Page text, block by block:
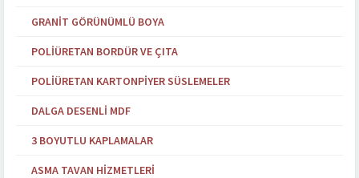
GRANIT GÖRÜNÜMLÜ BOYA
POLIÜRETAN BORDÜR VE ÇITA
POLIÜRETAN KARTONPIYER SÜSLEMELER
DALGA DESENLI MDF
3 BOYUTLU KAPLAMALAR
ASMA TAVAN HIZMETLERI